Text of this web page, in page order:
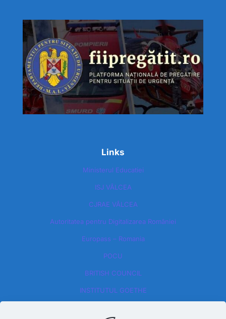
Links
Ministerul Educatiei
ISJ VÂLCEA
CJRAE VÂLCEA
Autoritatea pentru Digitalizarea României​
Europass – Romania
POCU
BRITISH COUNCIL
INSTITUTUL GOETHE